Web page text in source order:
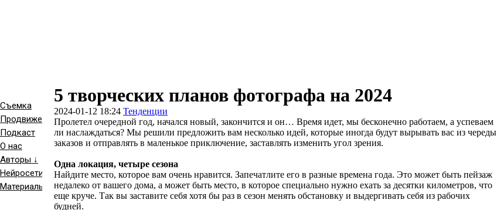
Съемка
Продвижение
Подкаст
О нас
Авторы ↓
Нейросети
Материалы ↓
5 творческих планов фотографа на 2024
2024-01-12 18:24 Тенденции
Пролетел очередной год, начался новый, закончится и он… Время идет, мы бесконечно работаем, а успеваем
ли наслаждаться? Мы решили предложить вам несколько идей, которые иногда будут вырывать вас из череды
заказов и отправлять в маленькое приключение, заставлять изменить угол зрения.
Одна локация, четыре сезона
Найдите место, которое вам очень нравится. Запечатлите его в разные времена года. Это может быть пейзаж
недалеко от вашего дома, а может быть место, в которое специально нужно ехать за десятки километров, что
еще круче. Так вы заставите себя хотя бы раз в сезон менять обстановку и выдергивать себя из рабочих
будней.